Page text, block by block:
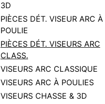
3D
PIÈCES DÉT. VISEUR ARC À
POULIE
PIÈCES DÉT. VISEURS ARC
CLASS.
VISEURS ARC CLASSIQUE
VISEURS ARC À POULIES
VISEURS CHASSE & 3D